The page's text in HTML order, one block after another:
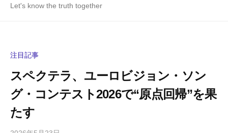
Let's know the truth together
注目記事
スペクテラ、ユーロビジョン・ソン
グ・コンテスト2026で“原点回帰”を果
たす